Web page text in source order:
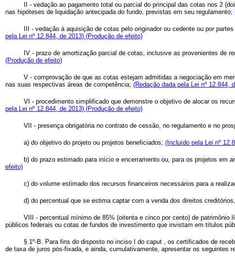
II - vedação ao pagamento total ou parcial do principal das cotas nos 2
nas hipóteses de liquidação antecipada do fundo, previstas em seu regulamento;
III - vedação à aquisição de cotas pelo originador ou cedente ou por
pela Lei nº 12.844, de 2013) (Produção de efeito)
IV - prazo de amortização parcial de cotas, inclusive as provenientes de
(Produção de efeito)
V - comprovação de que as cotas estejam admitidas a negociação em
nas suas respectivas áreas de competência; (Redação dada pela Lei nº 12.844,
VI - procedimento simplificado que demonstre o objetivo de alocar os
pela Lei nº 12.844, de 2013) (Produção de efeito)
VII - presença obrigatória no contrato de cessão, no regulamento e no
a) do objetivo do projeto ou projetos beneficiados; (Incluído pela Lei nº
b) do prazo estimado para início e encerramento ou, para os projetos em
efeito)
c) do volume estimado dos recursos financeiros necessários para a
d) do percentual que se estima captar com a venda dos direitos
VIII - percentual mínimo de 85% (oitenta e cinco por cento) de
públicos federais ou cotas de fundos de investimento que invistam em títulos
§ 1º-B. Para fins do disposto no inciso I do caput
, os certificados de
de taxa de juros pós-fixada, e ainda, cumulativamente, apresentar os seguintes